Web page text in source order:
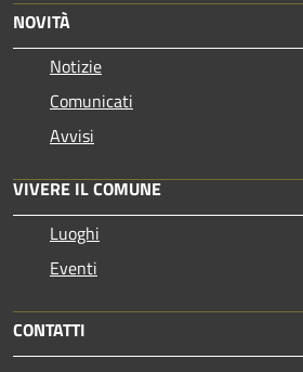
NOVITÀ
Notizie
Comunicati
Avvisi
VIVERE IL COMUNE
Luoghi
Eventi
CONTATTI